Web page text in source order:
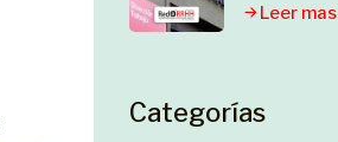
Leer mas
Categorías